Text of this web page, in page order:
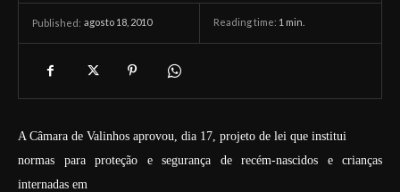
Published: agosto 18, 2010 Reading time: 1 min.
A Câmara de Valinhos aprovou, dia 17, projeto de lei que institui
normas para proteção e segurança de recém-nascidos e crianças
internadas em